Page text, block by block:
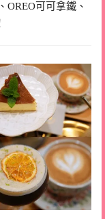
OREO可可拿鐵、